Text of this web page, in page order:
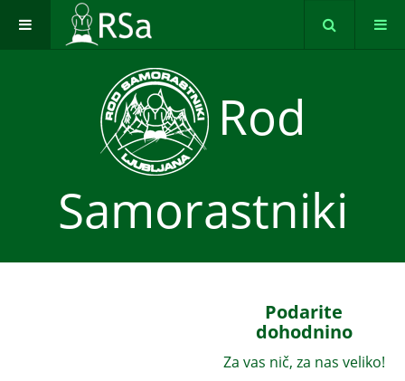
Rod
Samorastniki
Podarite
dohodnino
Za vas nič, za nas veliko!